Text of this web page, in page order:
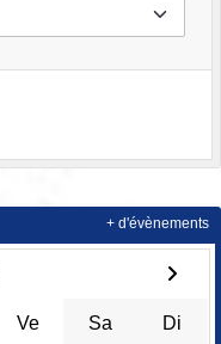
Ve Sa Di
+ d'évènements